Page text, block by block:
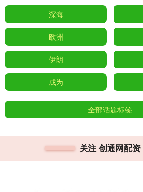
深海
欧洲
伊朗
成为
全部话题标签
关注 创通网配资